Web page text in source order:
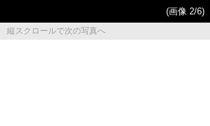
(画像 2/6)
縦スクロールで次の写真へ